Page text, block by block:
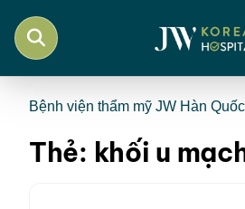
Bệnh viện thẩm mỹ JW Hàn Quốc
Thẻ: khối u